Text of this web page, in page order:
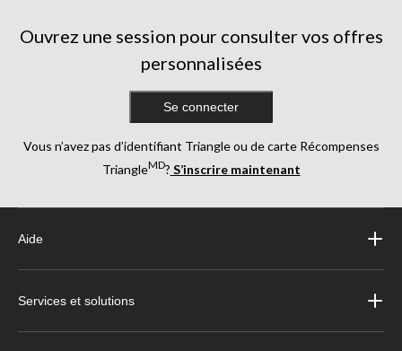
Ouvrez une session pour consulter vos offres
personnalisées
Se connecter
Vous n’avez pas d’identifiant Triangle ou de carte Récompenses
TriangleMD? S’inscrire maintenant
Aide
Services et solutions